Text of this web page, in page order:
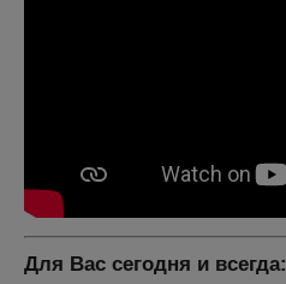
Для Вас сегодня и всегда: